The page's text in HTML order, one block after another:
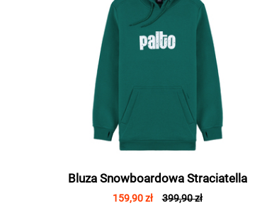
Bluza Snowboardowa Straciatella
159,90 zł 399,90 zł